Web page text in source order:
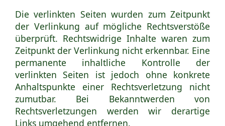
Die verlinkten Seiten wurden zum Zeitpunkt
der Verlinkung auf mögliche Rechtsverstöße
überprüft. Rechtswidrige Inhalte waren zum
Zeitpunkt der Verlinkung nicht erkennbar. Eine
permanente inhaltliche Kontrolle der
verlinkten Seiten ist jedoch ohne konkrete
Anhaltspunkte einer Rechtsverletzung nicht
zumutbar. Bei Bekanntwerden von
Rechtsverletzungen werden wir derartige
Links umgehend entfernen.